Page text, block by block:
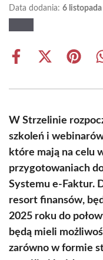
Data dodania: 6 listopada
Share
Share
(Twitter)
Share
W Strzelinie
szkoleń i webinarów
które mają na celu
przygotowaniach
Systemu e-Faktur.
resort finansów,
2025 roku do
będą mieli
zarówno w formie